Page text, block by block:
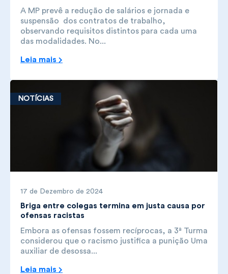
A MP prevê a redução de salários e jornada e
suspensão dos contratos de trabalho,
observando requisitos distintos para cada uma
das modalidades. No...
Leia mais
NOTÍCIAS
17 de Dezembro de 2024
Briga entre colegas termina em justa causa por
ofensas racistas
Embora as ofensas fossem recíprocas, a 3ª Turma
considerou que o racismo justifica a punição Uma
auxiliar de desossa...
Leia mais